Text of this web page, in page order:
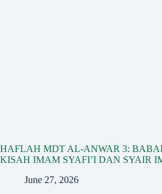
HAFLAH MDT AL-ANWAR 3:
KISAH IMAM SYAFI’I DAN SYAIR
June 27, 2026